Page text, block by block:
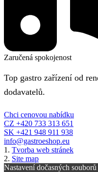
Zaručená spokojenost
Top gastro zařízení od
dodavatelů.
Chci cenovou nabídku
CZ +420 733 313 651
SK +421 948 911 938
info@gastroeshop.eu
1. Tvorba web stránek
2. Site map
Nastavení dočasných